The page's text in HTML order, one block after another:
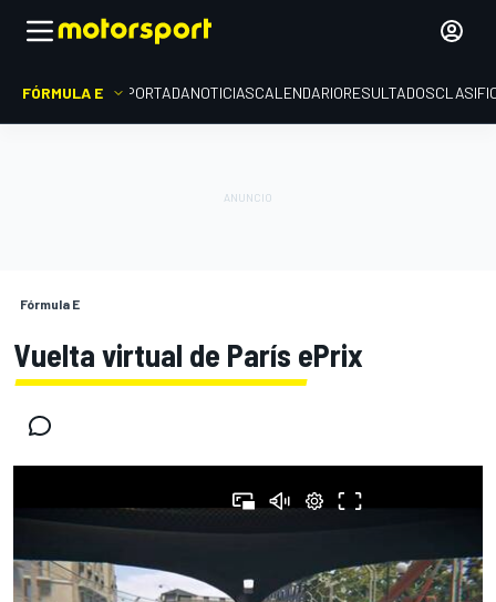
FÓRMULA E PORTADANOTICIASCALENDARIORESULTADOS
Fórmula E
Vuelta virtual de París ePrix